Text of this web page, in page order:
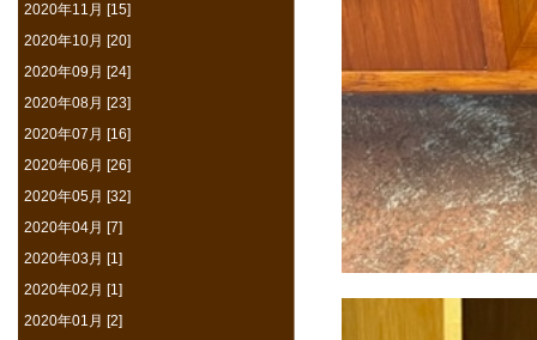
2020年11月 [15]
2020年10月 [20]
2020年09月 [24]
2020年08月 [23]
2020年07月 [16]
2020年06月 [26]
2020年05月 [32]
2020年04月 [7]
2020年03月 [1]
2020年02月 [1]
2020年01月 [2]